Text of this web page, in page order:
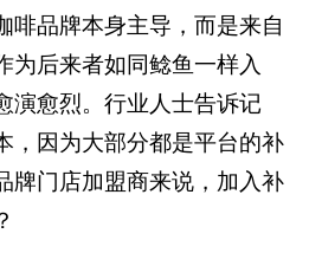
啡品牌本身主导，而是来自
为后来者如同鲶鱼一样入
演愈烈。行业人士告诉记
，因为大部分都是平台的补
牌门店加盟商来说，加入补